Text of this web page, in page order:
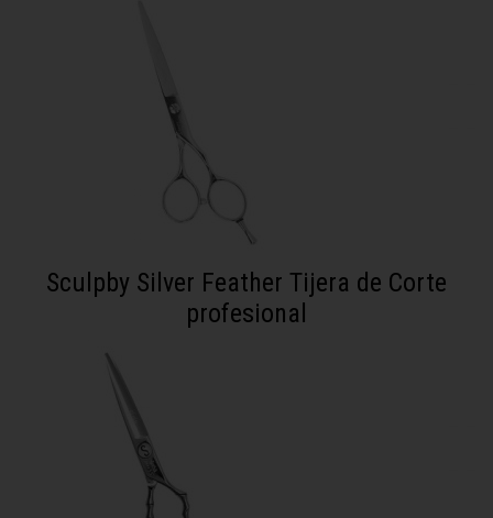
Sculpby Silver Feather Tijera de Corte
profesional